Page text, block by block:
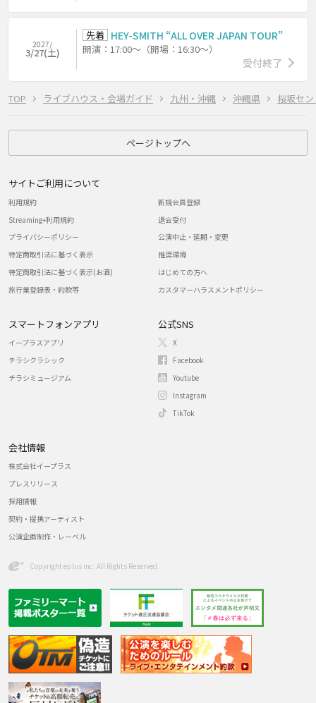
TOP ライブハウス・会場ガイド 九州・沖縄 沖縄県 桜坂セ
2027/
3/27(土)
先着 HEY-SMITH “ALL OVER JAPAN TOUR”
開演：17:00～（開場：16:30～）
受付終了
ページトップへ
サイトご利用について
利用規約
Streaming+利用規約
プライバシーポリシー
特定商取引法に基づく表示
特定商取引法に基づく表示(お酒)
旅行業登録表・約款等
新規会員登録
退会受付
公演中止・延期・変更
推奨環境
はじめての方へ
カスタマーハラスメントポリシー
スマートフォンアプリ
イープラスアプリ
チラシクラシック
チラシミュージアム
公式SNS
X
Facebook
Youtube
Instagram
TikTok
会社情報
株式会社イープラス
プレスリリース
採用情報
契約・提携アーティスト
公演企画制作・レーベル
Copyright eplus inc. All Rights Reserved.